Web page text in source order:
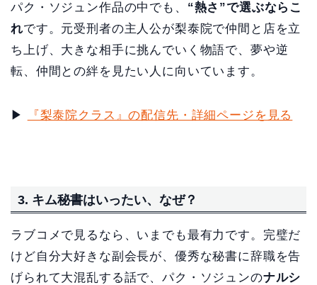
パク・ソジュン作品の中でも、 “熱さ”で選ぶならこ
れです。元受刑者の主人公が梨泰院で仲間と店を立
ち上げ、大きな相手に挑んでいく物語で、夢や逆
転、仲間との絆を見たい人に向いています。
▶ 『梨泰院クラス』の配信先・詳細ページを見る
3. キム秘書はいったい、なぜ？
ラブコメで見るなら、いまでも最有力です。完璧だ
けど自分大好きな副会長が、優秀な秘書に辞職を告
げられて大混乱する話で、パク・ソジュンのナルシ